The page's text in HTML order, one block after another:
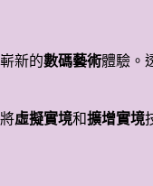
新的數碼藝術體驗。
虛擬實境和擴增實境